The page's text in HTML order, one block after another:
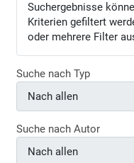
Suchergebnisse
Kriterien gefiltert
oder mehrere Filter
Suche nach Typ
Suche nach Autor